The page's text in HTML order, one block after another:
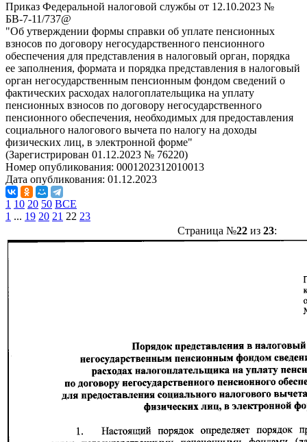
Приказ Федеральной налоговой службы от 12.10.2023 №
БВ-7-11/737@
"Об утверждении формы справки об уплате пенсионных
взносов по договору негосударственного пенсионного
обеспечения для представления в налоговый орган, порядка
ее заполнения, формата и порядка представления в налоговый
орган негосударственным пенсионным фондом сведений о
фактических расходах налогоплательщика на уплату
пенсионных взносов по договору негосударственного
пенсионного обеспечения, необходимых для предоставления
социального налогового вычета по налогу на доходы
физических лиц, в электронной форме"
(Зарегистрирован 01.12.2023 № 76220)
Номер опубликования: 0001202312010013
Дата опубликования: 01.12.2023
1 10 20 50 ВСЕ
1 ... 19 20 21 22 23
Страница №22из 23: